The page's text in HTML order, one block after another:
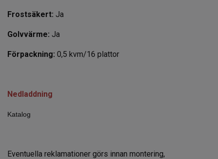
Frostsäkert: Ja
Golvvärme: Ja
Förpackning: 0,5 kvm/16 plattor
Nedladdning
Katalog
Eventuella reklamationer görs innan montering,